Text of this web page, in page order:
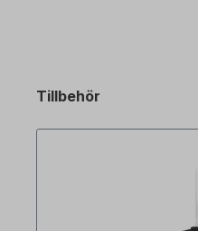
Tillbehör